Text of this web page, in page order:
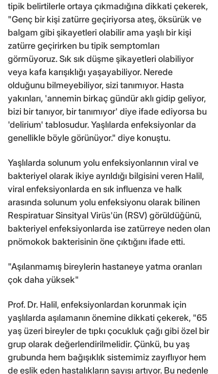
tipik belirtilerle ortaya çıkmadığına dikkati çekerek,
"Genç bir kişi zatürre geçiriyorsa ateş, öksürük ve
balgam gibi şikayetleri olabilir ama yaşlı bir kişi
zatürre geçirirken bu tipik semptomları
görmüyoruz. Sık sık düşme şikayetleri olabiliyor
veya kafa karışıklığı yaşayabiliyor. Nerede
olduğunu bilmeyebiliyor, sizi tanımıyor. Hasta
yakınları, 'annemin birkaç gündür aklı gidip geliyor,
bizi bir tanıyor, bir tanımıyor' diye ifade ediyorsa bu
'delirium' tablosudur. Yaşlılarda enfeksiyonlar da
genellikle böyle görünüyor." diye konuştu.
Yaşlılarda solunum yolu enfeksiyonlarının viral ve
bakteriyel olarak ikiye ayrıldığı bilgisini veren Halil,
viral enfeksiyonlarda en sık influenza ve halk
arasında solunum yolu enfeksiyonu olarak bilinen
Respiratuar Sinsityal Virüs'ün (RSV) görüldüğünü,
bakteriyel enfeksiyonlarda ise zatürreye neden olan
pnömokok bakterisinin öne çıktığını ifade etti.
"Aşılanmamış bireylerin hastaneye yatma oranları
çok daha yüksek"
Prof. Dr. Halil, enfeksiyonlardan korunmak için
yaşlılarda aşılamanın önemine dikkati çekerek, "65
yaş üzeri bireyler de tıpkı çocukluk çağı gibi özel bir
grup olarak değerlendirilmelidir. Çünkü, bu yaş
grubunda hem bağışıklık sistemimiz zayıflıyor hem
de eşlik eden hastalıkların sayısı artıyor. Bu nedenle